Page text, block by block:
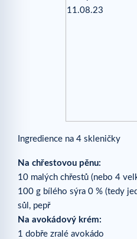
Ingredience na 4 skleničky
Na chřestovou pěnu:
10 malých chřestů (nebo 4
100 g bílého sýra 0 % (tedy
sůl, pepř
Na avokádový krém:
1 dobře zralé avokádo